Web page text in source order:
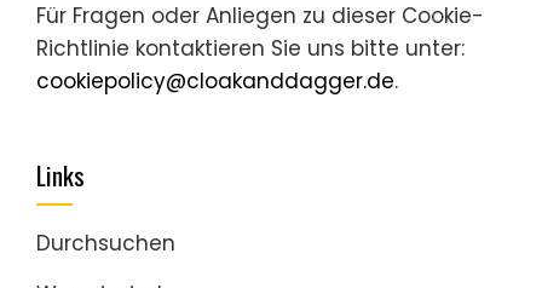
Für Fragen oder Anliegen zu dieser Cookie-
Richtlinie kontaktieren Sie uns bitte unter:
cookiepolicy@cloakanddagger.de.
Links
Durchsuchen